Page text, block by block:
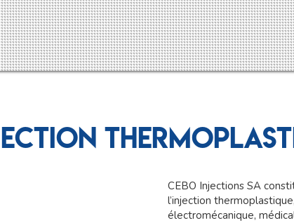
CEBO Injections SA
l’injection
électromécanique,